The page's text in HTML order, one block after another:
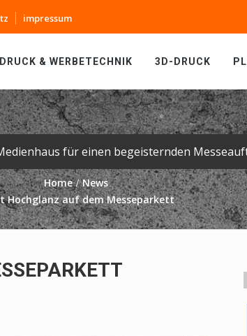
impressum
DRUCK & WERBETECHNIK 3D-DRUCK
für einen begeisternden
Home
News
Hochglanz auf dem Messeparkett